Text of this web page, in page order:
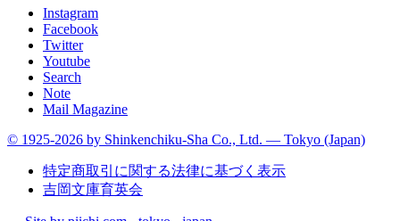
Instagram
Facebook
Twitter
Youtube
Search
Note
Mail Magazine
© 1925-2026 by Shinkenchiku-Sha Co., Ltd. — Tokyo (Japan)
特定商取引に関する法律に基づく表示
吉岡文庫育英会